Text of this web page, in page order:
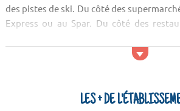
des pistes de ski. Du côté des
Express ou au Spar. Du côté des
LES + DE